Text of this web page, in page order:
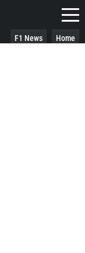
Home
F1 News